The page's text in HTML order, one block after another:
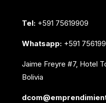
Tel: +591 75619909
Whatsapp: +591
Jaime Freyre #7, Hotel
Bolivia